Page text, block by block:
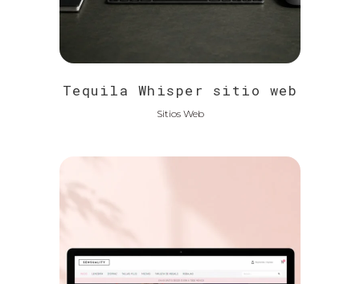
Tequila Whisper sitio web
Sitios Web